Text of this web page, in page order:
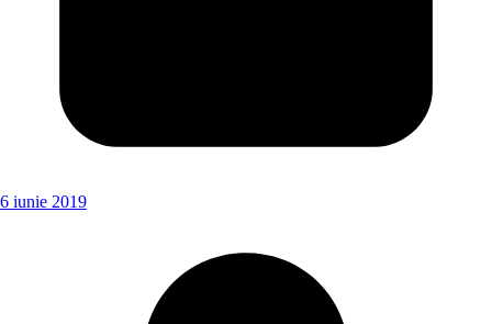
6 iunie 2019